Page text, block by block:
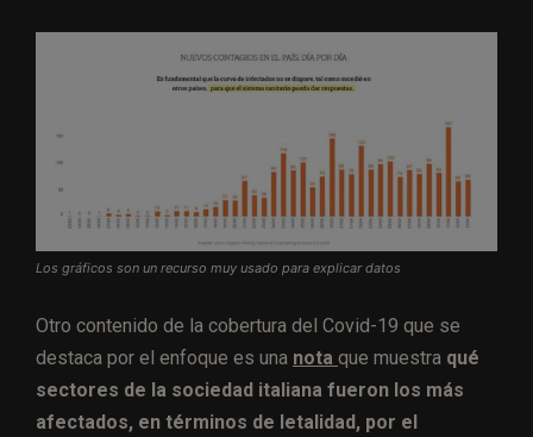
Los gráficos son un recurso muy usado para explicar datos
Otro contenido de la cobertura del Covid-19 que se
destaca por el enfoque es una nota que muestra qué
sectores de la sociedad italiana fueron los más
afectados, en términos de letalidad, por el